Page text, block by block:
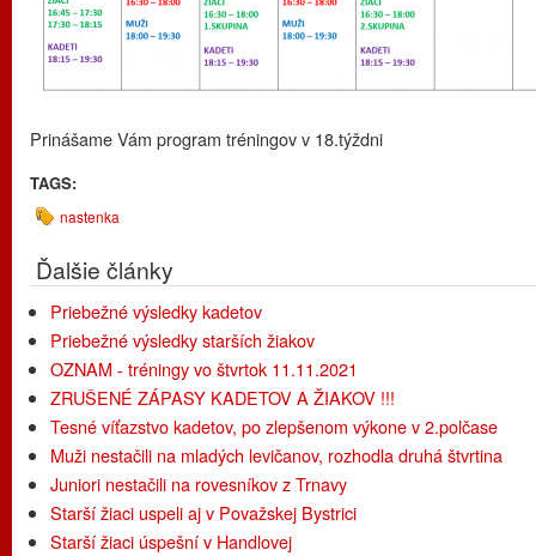
Prinášame Vám program tréningov v 18.týždni
TAGS:
nastenka
Ďalšie články
Priebežné výsledky kadetov
Priebežné výsledky starších žiakov
OZNAM - tréningy vo štvrtok 11.11.2021
ZRUŠENÉ ZÁPASY KADETOV A ŽIAKOV !!!
Tesné víťazstvo kadetov, po zlepšenom výkone v 2.polčase
Muži nestačili na mladých levičanov, rozhodla druhá štvrtina
Juniori nestačili na rovesníkov z Trnavy
Starší žiaci uspeli aj v Považskej Bystrici
Starší žiaci úspešní v Handlovej